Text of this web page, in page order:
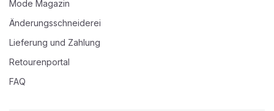
Mode Magazin
Änderungsschneiderei
Lieferung und Zahlung
Retourenportal
FAQ